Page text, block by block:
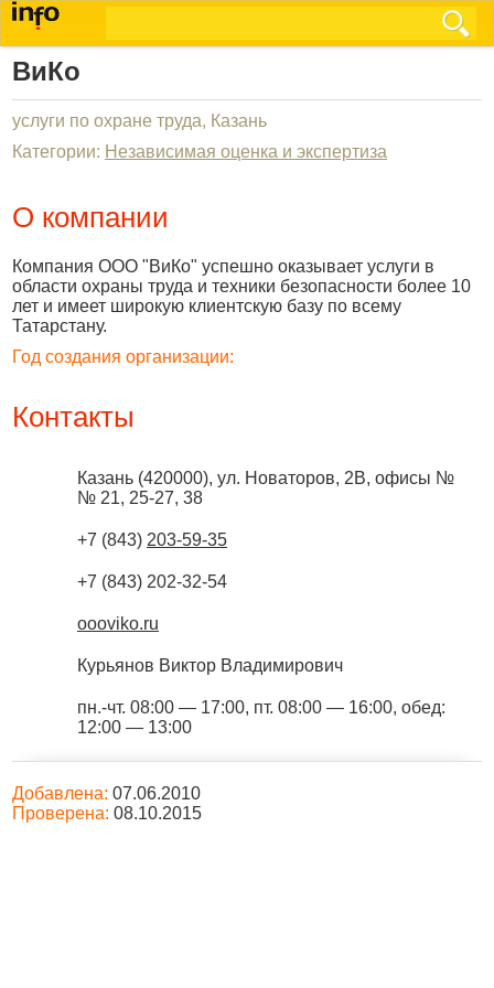
ВиКо
услуги по охране труда, Казань
Категории: Независимая оценка и экспертиза
О компании
Компания ООО "ВиКо" успешно оказывает услуги в
области охраны труда и техники безопасности более 10
лет и имеет широкую клиентскую базу по всему
Татарстану.
Год создания организации:
Контакты
Казань (420000), ул. Новаторов, 2В, офисы №
№ 21, 25-27, 38
+7 (843) 203-59-35
+7 (843) 202-32-54
oooviko.ru
Курьянов Виктор Владимирович
пн.-чт. 08:00 — 17:00, пт. 08:00 — 16:00, обед:
12:00 — 13:00
Добавлена: 07.06.2010
Проверена: 08.10.2015